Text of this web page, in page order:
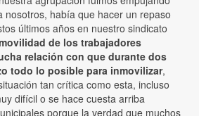
nosotros, había que hacer un repaso
últimos años en nuestro sindicato
de los trabajadores
relación con que durante dos
todo lo posible para inmovilizar,
tan crítica como esta, incluso
difícil o se hace cuesta arriba
porque la verdad que muchos